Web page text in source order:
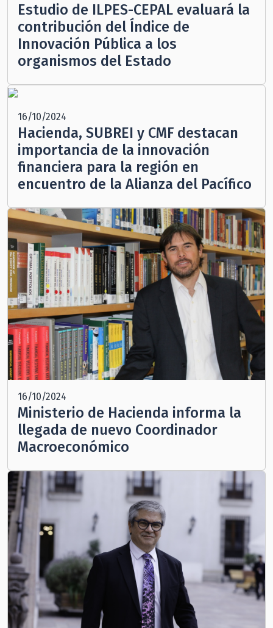
Estudio de ILPES-CEPAL evaluará la
contribución del Índice de
Innovación Pública a los
organismos del Estado
16/10/2024
Hacienda, SUBREI y CMF destacan
importancia de la innovación
financiera para la región en
encuentro de la Alianza del Pacífico
16/10/2024
Ministerio de Hacienda informa la
llegada de nuevo Coordinador
Macroeconómico